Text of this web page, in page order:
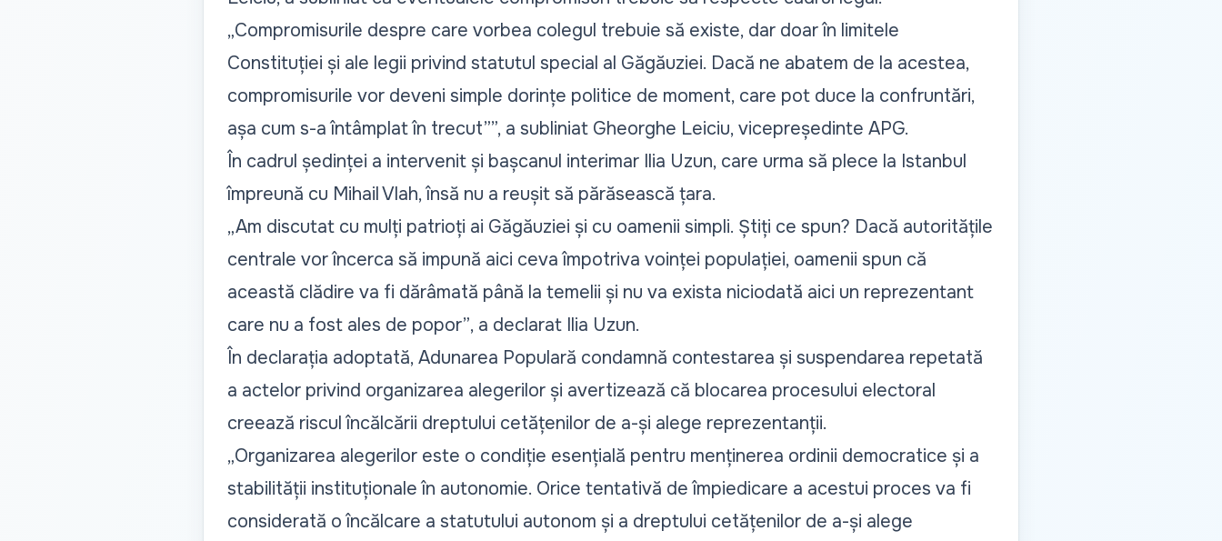
„Compromisurile despre care vorbea colegul trebuie să existe, dar doar în limitele
Constituției și ale legii privind statutul special al Găgăuziei. Dacă ne abatem de la acestea,
compromisurile vor deveni simple dorințe politice de moment, care pot duce la confruntări,
așa cum s-a întâmplat în trecut””, a subliniat Gheorghe Leiciu, vicepreședinte APG.
În cadrul ședinței a intervenit și bașcanul interimar Ilia Uzun, care urma să plece la Istanbul
împreună cu Mihail Vlah, însă nu a reușit să părăsească țara.
„Am discutat cu mulți patrioți ai Găgăuziei și cu oamenii simpli. Știți ce spun? Dacă autoritățile
centrale vor încerca să impună aici ceva împotriva voinței populației, oamenii spun că
această clădire va fi dărâmată până la temelii și nu va exista niciodată aici un reprezentant
care nu a fost ales de popor”, a declarat Ilia Uzun.
În declarația adoptată, Adunarea Populară condamnă contestarea și suspendarea repetată
a actelor privind organizarea alegerilor și avertizează că blocarea procesului electoral
creează riscul încălcării dreptului cetățenilor de a-și alege reprezentanții.
„Organizarea alegerilor este o condiție esențială pentru menținerea ordinii democratice și a
stabilității instituționale în autonomie. Orice tentativă de împiedicare a acestui proces va fi
considerată o încălcare a statutului autonom și a dreptului cetățenilor de a-și alege